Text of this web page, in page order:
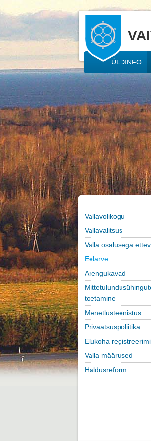
ÜLDINFO
Vallavolikogu
Vallavalitsus
Valla osalusega
Eelarve
Arengukavad
toetamine
Menetlusteenistus
Privaatsuspoliitika
Elukoha
Valla määrused
Haldusreform